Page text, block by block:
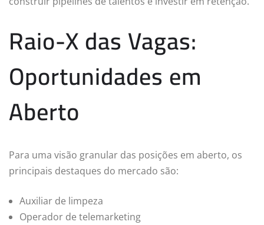
Raio-X das Vagas:
Oportunidades em
Aberto
Para uma visão granular das posições em aberto, os
principais destaques do mercado são:
Auxiliar de limpeza
Operador de telemarketing